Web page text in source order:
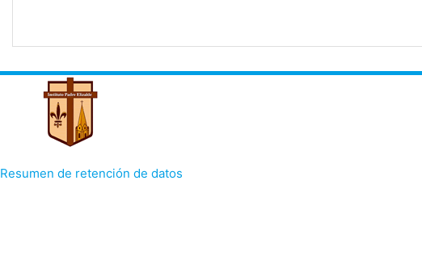
Resumen de retención de datos